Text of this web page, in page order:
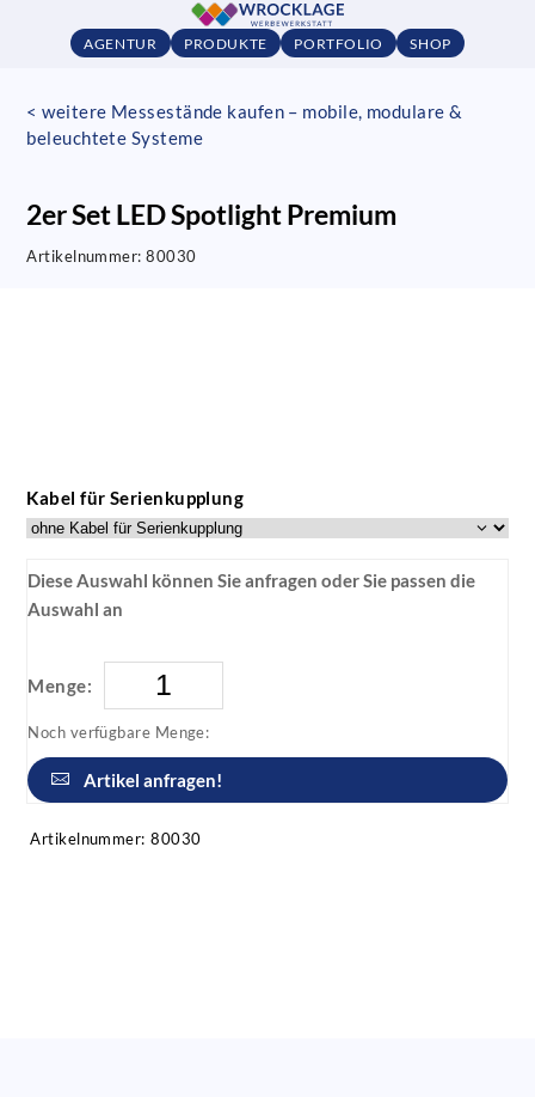
AGENTUR PRODUKTE PORTFOLIO SHOP
< weitere Messestände kaufen – mobile, modulare &
beleuchtete Systeme
2er Set LED Spotlight Premium
Artikelnummer:80030
Kabel für Serienkupplung
Diese Auswahl können Sie anfragen oder Sie passen die
Auswahl an
Menge:
Noch verfügbare Menge:
Artikel anfragen!
Artikelnummer: 80030